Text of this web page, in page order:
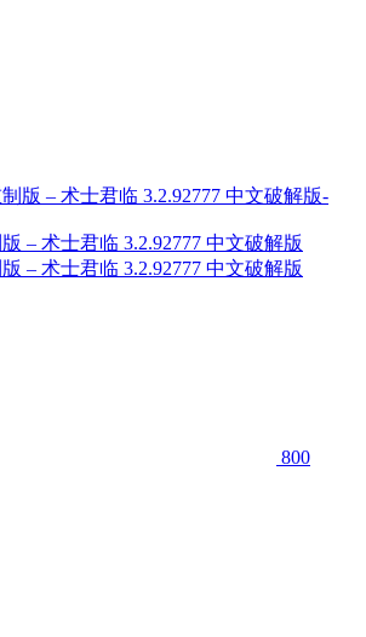
– 术士君临 3.2.92777 中文破解版
– 术士君临 3.2.92777 中文破解版
800